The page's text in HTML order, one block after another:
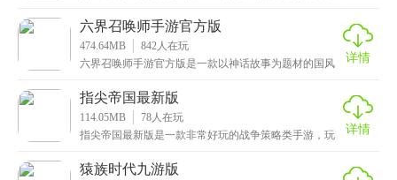
六界召唤师手游官方版
474.64MB 842 人在玩
六界召唤师手游官方版是一款以神话故事为题材的国风
摆
详情
指尖帝国最新版
114.05MB 78 人在玩
指尖帝国最新版是一款非常好玩的战争策略类手游，玩
疆拓
详情
猿族时代九游版